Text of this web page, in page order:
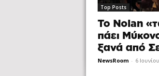
Top Posts
Το Nolan
πάει
ξανά από
NewsRoom - 6